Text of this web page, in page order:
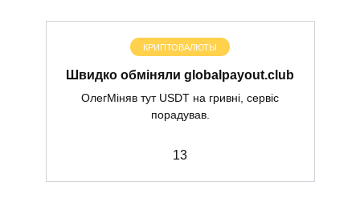
КРИПТОВАЛЮТЫ
Швидко обміняли globalpayout.club
ОлегМіняв тут USDT на гривні, сервіс
порадував.
13